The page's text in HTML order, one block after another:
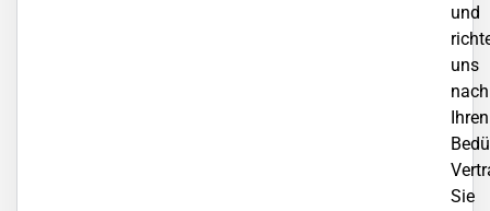
und
uns
nach
Ihren
Sie